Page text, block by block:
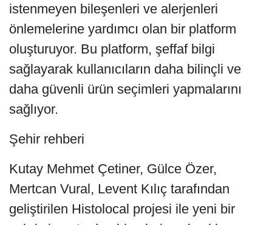
istenmeyen bileşenleri ve alerjenleri
önlemelerine yardımcı olan bir platform
oluşturuyor. Bu platform, şeffaf bilgi
sağlayarak kullanıcıların daha bilinçli ve
daha güvenli ürün seçimleri yapmalarını
sağlıyor.
Şehir rehberi
Kutay Mehmet Çetiner, Gülce Özer,
Mertcan Vural, Levent Kılıç tarafından
geliştirilen Histolocal projesi ile yeni bir